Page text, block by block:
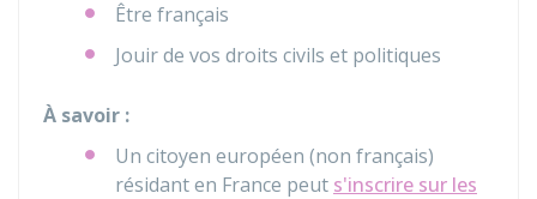
Être français
Jouir de vos droits civils et politiques
À savoir :
Un citoyen européen (non français)
résidant en France peut s'inscrire sur les